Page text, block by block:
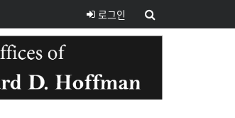
로그인